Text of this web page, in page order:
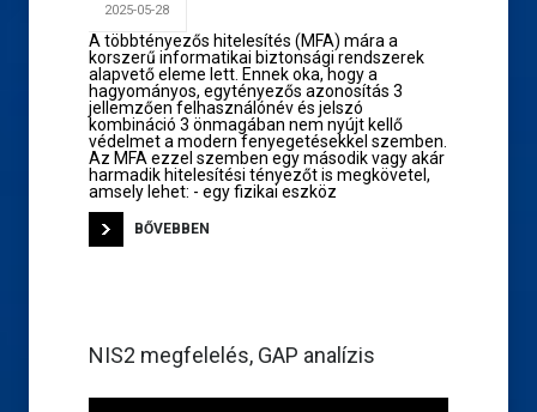
2025-05-28
A többtényezős hitelesítés (MFA) mára a
korszerű informatikai biztonsági rendszerek
alapvető eleme lett. Ennek oka, hogy a
hagyományos, egytényezős azonosítás 3
jellemzően felhasználónév és jelszó
kombináció 3 önmagában nem nyújt kellő
védelmet a modern fenyegetésekkel szemben.
Az MFA ezzel szemben egy második vagy akár
harmadik hitelesítési tényezőt is megkövetel,
amsely lehet: - egy fizikai eszköz
BŐVEBBEN
NIS2 megfelelés, GAP analízis